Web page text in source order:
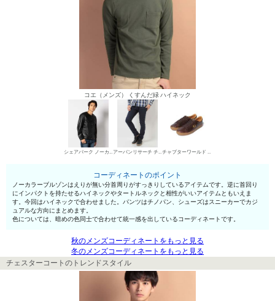
コエ（メンズ） くすんだ緑 ハイネック
シェアパーク ノーカラーブルゾン アーバンリサーチ チノパン・綿パン チャプターワールド ローカットスニーカー
コーディネートのポイント
ノーカラーブルゾンはえりが無い分首周りがすっきりしているアイテムです。逆に首回り
にインパクトを持たせるハイネックやタートルネックと相性がいいアイテムともいえま
す。今回はハイネックで合わせました。パンツはチノパン、シューズはスニーカーでカジ
ュアルな方向にまとめます。
色については、暗めの色同士で合わせて統一感を出しているコーディネートです。
秋のメンズコーディネートをもっと見る
冬のメンズコーディネートをもっと見る
チェスターコートのトレンドスタイル